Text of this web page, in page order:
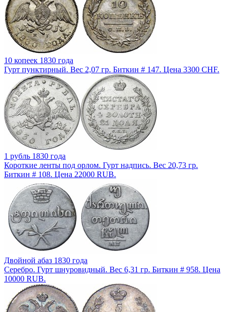
10 копеек 1830 года
Гурт пунктирный. Вес 2,07 гр. Биткин # 147. Цена 3300 CHF.
1 рубль 1830 года
Короткие ленты под орлом. Гурт надпись. Вес 20,73 гр.
Биткин # 108. Цена 22000 RUB.
Двойной абаз 1830 года
Серебро. Гурт шнуровидный. Вес 6,31 гр. Биткин # 958. Цена
10000 RUB.